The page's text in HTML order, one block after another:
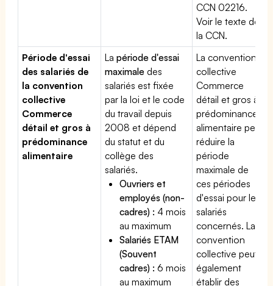
CCN 02216.
Voir le texte de
la CCN.
Période d'essai
des salariés de
la convention
collective
Commerce
détail et gros à
prédominance
alimentaire
Lapériode d'essai
maximale des
salariés est fixée
par la loi et le code
du travail depuis
2008 et dépend
du statut et du
collège des
salariés.
Ouvriers et
employés (non-
cadres) : 4 mois
au maximum
Salariés ETAM
(Souvent
cadres) : 6 mois
au maximum
La convention
collective
Commerce
détail et gros à
prédominance
alimentaire peut
réduire la
période
maximale de
ces périodes
d'essai pour les
salariés
concernés. La
convention
collective peut
également
établir des